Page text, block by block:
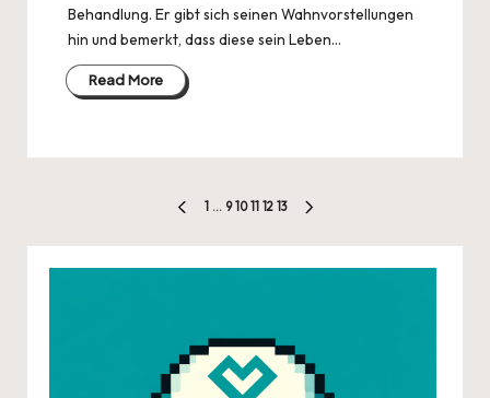
Behandlung. Er gibt sich seinen Wahnvorstellungen
hin und bemerkt, dass diese sein Leben…
Read More
Seitennummerierung
der
PREVIOUS
1 … 9 10 11 12 13